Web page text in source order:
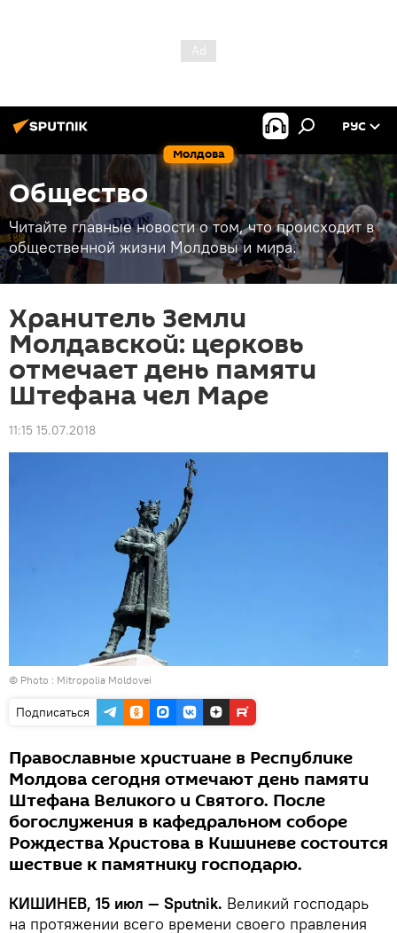
Молдова
РУС
Общество
Читайте главные новости о том, что происходит в
общественной жизни Молдовы и мира.
Хранитель Земли
Молдавской: церковь
отмечает день памяти
Штефана чел Маре
11:15 15.07.2018
© Photo : Mitropolia Moldovei
Подписаться
Православные христиане в Республике
Молдова сегодня отмечают день памяти
Штефана Великого и Святого. После
богослужения в кафедральном соборе
Рождества Христова в Кишиневе состоится
шествие к памятнику господарю.
КИШИНЕВ, 15 июл — Sputnik. Великий господарь
на протяжении всего времени своего правления